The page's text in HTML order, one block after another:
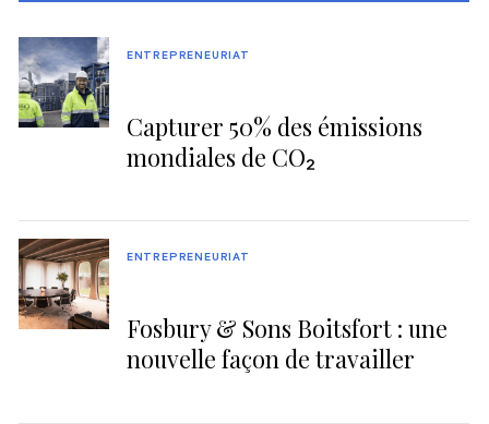
Capturer 50% des émissions
mondiales de CO₂
ENTREPRENEURIAT
Fosbury & Sons Boitsfort : une
nouvelle façon de travailler
ENTREPRENEURIAT